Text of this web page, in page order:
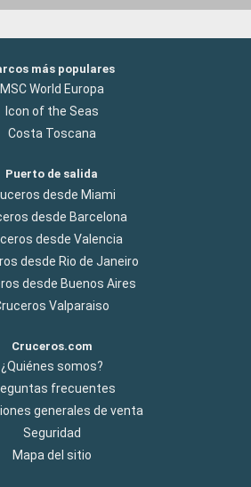
más populares
MSC World Europa
Icon of the Seas
Costa Toscana
Puerto de salida
desde Miami
desde Barcelona
desde Valencia
desde Rio de Janeiro
desde Buenos Aires
Valparaiso
Cruceros.com
¿Quiénes somos?
frecuentes
generales de venta
Seguridad
Mapa del sitio